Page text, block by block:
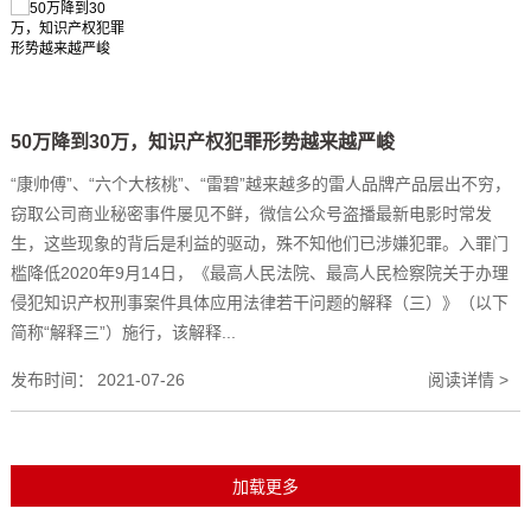
50万降到30万，知识产权犯罪形势越来越严峻
“康帅傅”、“六个大核桃”、“雷碧”越来越多的雷人品牌产品层出不穷，
窃取公司商业秘密事件屡见不鲜，微信公众号盗播最新电影时常发
生，这些现象的背后是利益的驱动，殊不知他们已涉嫌犯罪。入罪门
槛降低2020年9月14日，《最高人民法院、最高人民检察院关于办理
侵犯知识产权刑事案件具体应用法律若干问题的解释（三）》（以下
简称“解释三”）施行，该解释...
发布时间： 2021-07-26 阅读详情 >